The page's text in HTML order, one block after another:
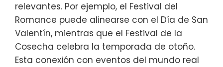
relevantes. Por ejemplo, el Festival del
Romance puede alinearse con el Día de San
Valentín, mientras que el Festival de la
Cosecha celebra la temporada de otoño.
Esta conexión con eventos del mundo real